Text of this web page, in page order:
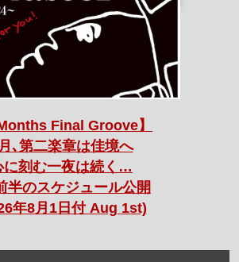
Final Groove】
､第二楽章は佳境へ
に刻む一夜は続く…
半のスケジュール公開
年8月1日付 Aug 1st)